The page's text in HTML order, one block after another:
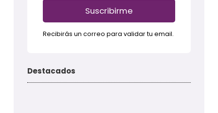
Suscribirme
Recibirás un correo para validar tu email.
Destacados